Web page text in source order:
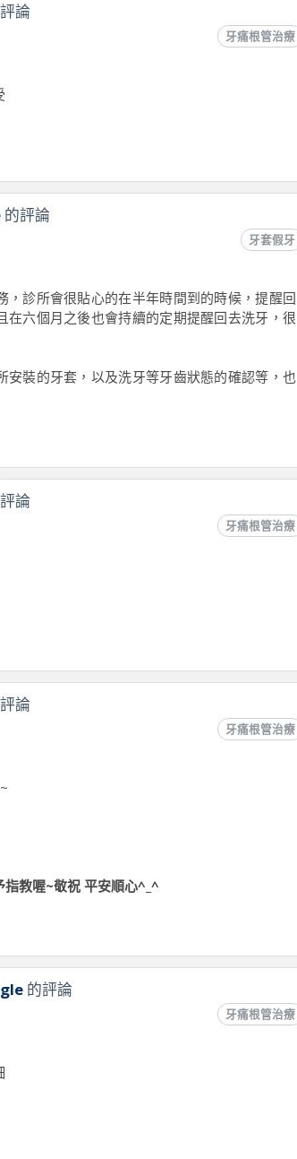
論
牙痛根管治療
的評論
牙套假牙
，診所會很貼心的在半年時間到的時候，提醒回
在六個月之後也會持續的定期提醒回去洗牙，很
安裝的牙套，以及洗牙等牙齒狀態的確認等，也
論
牙痛根管治療
論
牙痛根管治療
教喔~敬祝 平安順心^_^
的評論
牙痛根管治療